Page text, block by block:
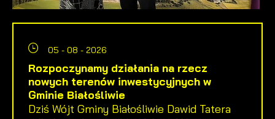
05 - 08 - 2026
Rozpoczynamy działania na rzecz
nowych terenów inwestycyjnych w
Gminie Białośliwie
Dziś Wójt Gminy Białośliwie Dawid Tatera